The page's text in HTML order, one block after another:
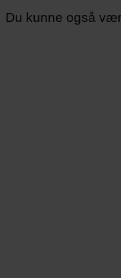
Du kunne også